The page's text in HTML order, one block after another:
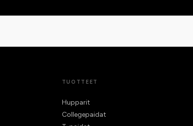
TUOTTEET
Hupparit
Collegepaidat